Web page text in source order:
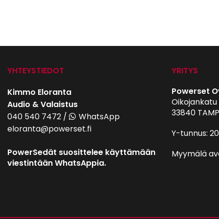
YHTEYSTIEDOT
Kimmo Eloranta
Audio & Valaistus
040 540 7472 /
WhatsApp
eloranta@powerset.fi
PowerSedät suosittelee käyttämään
viestintään WhatsAppia.
YRITYS
Powerset
Oikojankatu
33840
Y-tunnus:
Myymälä